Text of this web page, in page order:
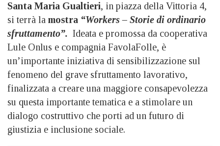
Santa Maria Gualtieri, in piazza della Vittoria 4,
si terrà la mostra “Workers – Storie di ordinario
sfruttamento”. Ideata e promossa da cooperativa
Lule Onlus e compagnia FavolaFolle, è
un’importante iniziativa di sensibilizzazione sul
fenomeno del grave sfruttamento lavorativo,
finalizzata a creare una maggiore consapevolezza
su questa importante tematica e a stimolare un
dialogo costruttivo che porti ad un futuro di
giustizia e inclusione sociale.